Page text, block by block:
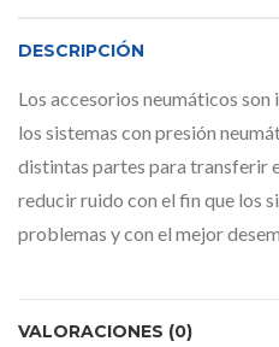
DESCRIPCIÓN
Los accesorios neumáticos
los sistemas con presión
distintas partes para transferir
reducir ruido con el fin que los
problemas y con el mejor
VALORACIONES (0)